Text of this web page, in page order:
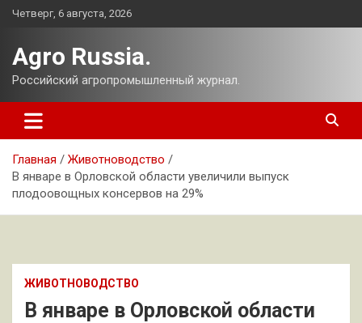
Перейти
Четверг, 6 августа, 2026
Agro Russia.
Российский агропромышленный журнал.
Главная
Животноводство
В январе в Орловской области увеличили выпуск
плодоовощных консервов на 29%
ЖИВОТНОВОДСТВО
В январе в Орловской области